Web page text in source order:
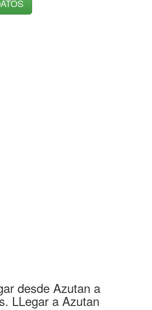
desde Azutan a
LLegar a Azutan